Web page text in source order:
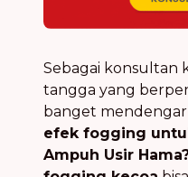
Sebagai konsultan
tangga yang
banget
efek fogging
Ampuh Usir